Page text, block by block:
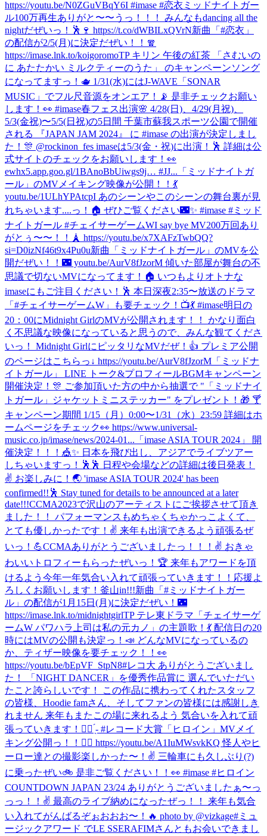
https://youtu.be/N0ZGuVBqY6I #imase #恋衣 ミッドナイトガー
ル100万再生ありがと〜〜うっ！！！ みんなもdancing all the
nightだぜいっ！🕺🍷 https://t.co/dWBILxQVrN新曲「#恋衣」
の配信が2/5(月)に決定だぜい！！🧣
https://imase.lnk.to/koigoromoTP キリン 午後の紅茶 「さむいの
に あたたかい ミルクティーのうた」 のキャンペーンソング
になってますっ！🫖 1/31(水)にはJ-WAVE「SONAR
MUSIC」でフル尺音源をオンエア！📡 是非チェックお願い
します！👀 #imase春フェス出演🌸 4/28(日)、4/29(月祝)、
5/3(金祝)〜5/5(日祝)の5日間 千葉市蘇我スポーツ公園で開催
される 『JAPAN JAM 2024』 に #imase の出演が決定しまし
た！🎊 @rockinon_fes imaseは5/3(金・祝)に出演！🕺 詳細は公
式サイトのチェックをお願いします！👀
ewhx5.app.goo.gl/1BAnoBbUiwgs9j… #JJ... 「ミッドナイトガ
ール」のMVメイキング映像が公開！！💃
youtu.be/1ULhYPAtcpI あのシーンやこのシーンの舞台裏が見
れちゃいます....っ！🏠 ぜひご覧ください🌃✨ #imase #ミッド
ナイトガール #チェイサーゲームWI say bye MV200万回あり
がとぅ〜〜！！🗼 https://youtu.be/x7XAFzTwbQQ?
si=D0izNf46t9x4Pu0u新曲「ミッドナイトガール」のMVを公
開だぜい！！🌃 youtu.be/AurV8fJzorM 傾いた部屋が舞台の不
思議で切ないMVになってます！🏠 いつもよりオトナな
imaseにもご注目ください！🕺 本日深夜2:35〜放送のドラマ
「#チェイサーゲームW」も要チェック！📺💃 #imase明日の
20：00にMidnight GirlのMVが公開されます！！ かなり面白
く不思議な映像になっていると思うので、みんな観てくださ
いっ！ Midnight GirlにピッタリなMVだぜ！👍 プレミア公開
のページはこちらっ↓ https://youtu.be/AurV8fJzorM 「ミッドナ
イトガール」 LINE トーク&プロフィールBGMキャンペーン
開催決定！🎊 ご参加頂いた方の中から抽選で "「ミッドナイ
トガール」ジャケットミニステッカー" をプレゼント！🎁 🍸
キャンペーン期間 1/15（月）0:00〜1/31（水）23:59 詳細はホ
ームページをチェック👀 https://www.universal-
music.co.jp/imase/news/2024-01... 「imase ASIA TOUR 2024」 開
催決定！！！🎪✨ 日本を飛び出し、アジアでライブツアー
しちゃいますっ！🕺🕺 日程や会場などの詳細は後日発表！
✌️ お楽しみに！🌏 'imase ASIA TOUR 2024' has been
confirmed!!🕺 Stay tuned for details to be announced at a later
date!!!CCMA2023で沢山のアーティストにご挨拶させて頂き
ました！！ パフォーマンスもめちゃくちゃかっこよくて、
とても優しかったです！✌️ 来年も出演できるよう頑張るぜ
いっ！💪CCMAありがとうございましたっ！！！✌️ おきゃ
わいいトロフィーもらったぜいっ！🏆 来年もアワードを頂
けるよう今年一年気合い入れて頑張っていきます！！応援よ
ろしくお願いします！ 釜山in!!!新曲「#ミッドナイトガー
ル」の配信が1月15日(月)に決定だぜい！🌃
https://imase.lnk.to/midnightgirlTP テレ東ドラマ「チェイサーゲ
ームW パワハラ上司は私の元カノ」の主題歌！💃 配信日の20
時にはMVの公開も決定っ！📣 どんなMVになっているの
か、ティザー映像を要チェック！！👀
https://youtu.be/bEpVF_StpN8#レコ大 ありがとうございまし
た！ 「NIGHT DANCER」を優秀作品賞に 選んでいただい
たこと誇らしいです！ この作品に携わってくれたスタッフ
の皆様、Hoodie famさん、そしてファンの皆様には感謝しき
れません 来年もまたこの場に来れるよう 気合いを入れて頑
張っていきます！✊🏻 ̖́- #レコード大賞 「ヒロイン」MVメイ
キング公開っ！！🦸‍♀️ https://youtu.be/A1IuMWsvkKQ 怪人やヒ
ーロー達との撮影楽しかった〜！✌️ 三輪車にも久しぶり(?)
に乗ったぜい🚲 是非ご覧ください！！👀 #imase #ヒロイン
COUNTDOWN JAPAN 23/24 ありがとうございましたぁ〜っ
っっ！！✌️ 最高のライブ納めになったぜっ！！ 来年も気合
い入れてがんばるぞぉおおお〜！🔥 photo by @vizkage#ミュ
ージックアワード でLE SSERAFIMさんともお会いできまし